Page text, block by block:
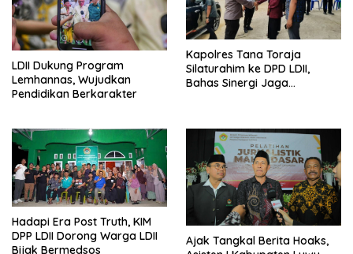
LDII Dukung Program
Lemhannas, Wujudkan
Pendidikan Berkarakter
Kapolres Tana Toraja
Silaturahim ke DPD LDII,
Bahas Sinergi Jaga
Hadapi Era Post Truth, KIM
DPP LDII Dorong Warga LDII
Bijak Bermedsos
Ajak Tangkal Berita Hoaks,